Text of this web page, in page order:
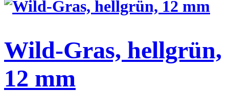
Wild-Gras, hellgrün,
12 mm